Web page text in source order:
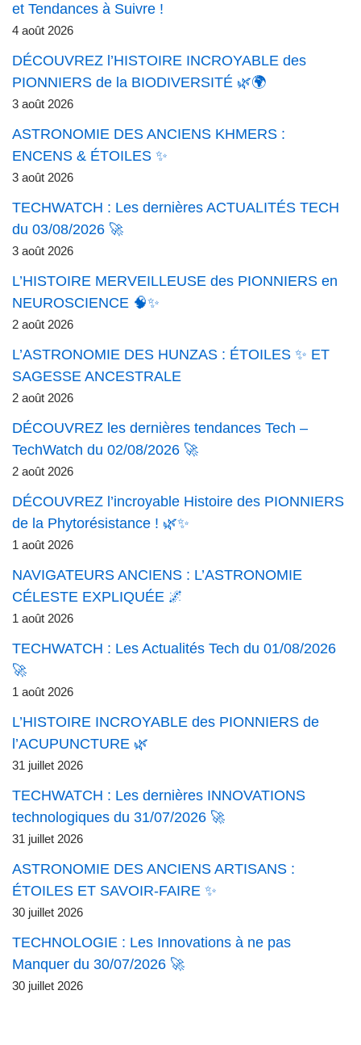
et Tendances à Suivre !
4 août 2026
DÉCOUVREZ l’HISTOIRE INCROYABLE des
PIONNIERS de la BIODIVERSITÉ 🌿🌍
3 août 2026
ASTRONOMIE DES ANCIENS KHMERS :
ENCENS & ÉTOILES ✨
3 août 2026
TECHWATCH : Les dernières ACTUALITÉS TECH
du 03/08/2026 🚀
3 août 2026
L’HISTOIRE MERVEILLEUSE des PIONNIERS en
NEUROSCIENCE 🧠✨
2 août 2026
L’ASTRONOMIE DES HUNZAS : ÉTOILES ✨ ET
SAGESSE ANCESTRALE
2 août 2026
DÉCOUVREZ les dernières tendances Tech –
TechWatch du 02/08/2026 🚀
2 août 2026
DÉCOUVREZ l’incroyable Histoire des PIONNIERS
de la Phytorésistance ! 🌿✨
1 août 2026
NAVIGATEURS ANCIENS : L’ASTRONOMIE
CÉLESTE EXPLIQUÉE 🌌
1 août 2026
TECHWATCH : Les Actualités Tech du 01/08/2026
🚀
1 août 2026
L’HISTOIRE INCROYABLE des PIONNIERS de
l’ACUPUNCTURE 🌿
31 juillet 2026
TECHWATCH : Les dernières INNOVATIONS
technologiques du 31/07/2026 🚀
31 juillet 2026
ASTRONOMIE DES ANCIENS ARTISANS :
ÉTOILES ET SAVOIR-FAIRE ✨
30 juillet 2026
TECHNOLOGIE : Les Innovations à ne pas
Manquer du 30/07/2026 🚀
30 juillet 2026